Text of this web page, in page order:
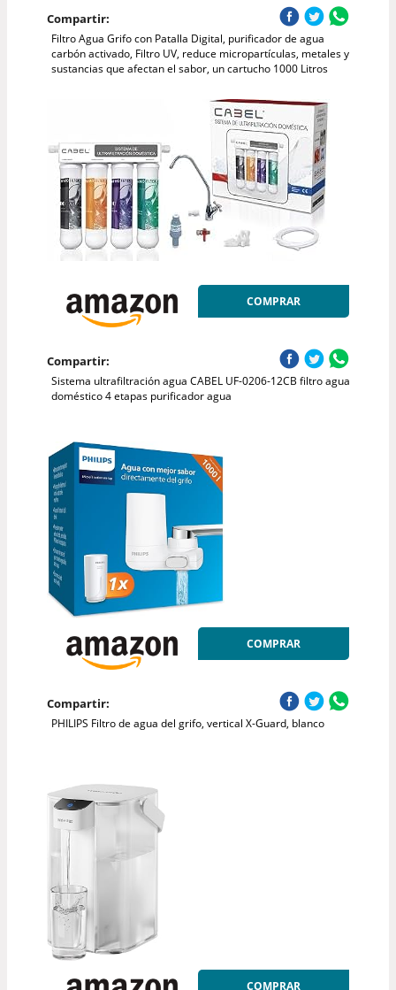
Compartir:
Filtro Agua Grifo con Patalla Digital, purificador de agua
carbón activado, Filtro UV, reduce micropartículas, metales y
sustancias que afectan el sabor, un cartucho 1000 Litros
COMPRAR
Compartir:
Sistema ultrafiltración agua CABEL UF-0206-12CB filtro agua
doméstico 4 etapas purificador agua
COMPRAR
Compartir:
PHILIPS Filtro de agua del grifo, vertical X-Guard, blanco
COMPRAR